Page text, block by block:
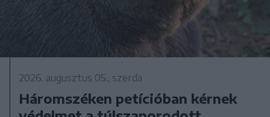
2026. augusztus 05., szerda
Háromszéken petícióban kérnek